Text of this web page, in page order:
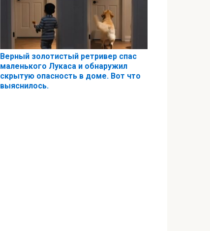
Верный золотистый ретривер спас
маленького Лукаса и обнаружил
скрытую опасность в доме. Вот что
выяснилось.